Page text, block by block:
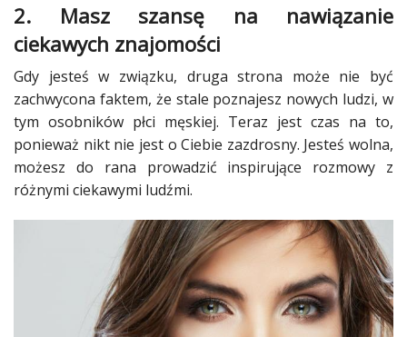
Studniówka
«
Dodaj
Dodaj
Dodaj
galerię
Najlepsze
2. Masz szansę na nawiązanie
ciekawych znajomości
Gdy jesteś w związku, druga strona może nie być
zachwycona faktem, że stale poznajesz nowych ludzi, w
tym osobników płci męskiej. Teraz jest czas na to,
ponieważ nikt nie jest o Ciebie zazdrosny. Jesteś wolna,
możesz do rana prowadzić inspirujące rozmowy z
różnymi ciekawymi ludźmi.